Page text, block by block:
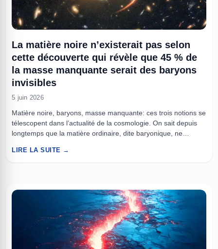
La matière noire n’existerait pas selon
cette découverte qui révèle que 45 % de
la masse manquante serait des baryons
invisibles
5 juin 2026
Matière noire, baryons, masse manquante: ces trois notions se
télescopent dans l’actualité de la cosmologie. On sait depuis
longtemps que la matière ordinaire, dite baryonique, ne
l’Univers, tandis que la matière noire pèse autour de 25 %
LIRE LA SUITE →